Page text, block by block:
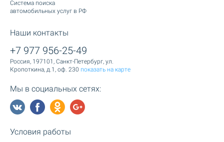
Cистема поиска
автомобильных услуг в РФ
Наши контакты
+7 977 956-25-49
Россия, 197101, Санкт-Петербург, ул.
Кропоткина, д.1, оф. 230 показать на карте
Мы в социальных сетях:
Условия работы